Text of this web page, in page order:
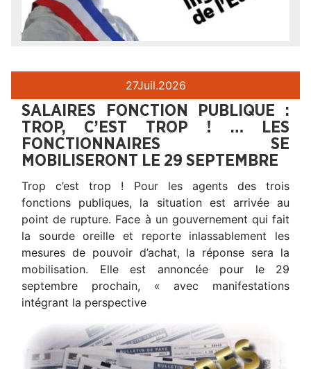
27Juil.2026
SALAIRES FONCTION PUBLIQUE :
TROP, C’EST TROP ! … LES
FONCTIONNAIRES SE
MOBILISERONT LE 29 SEPTEMBRE
Trop c’est trop ! Pour les agents des trois
fonctions publiques, la situation est arrivée au
point de rupture. Face à un gouvernement qui fait
la sourde oreille et reporte inlassablement les
mesures de pouvoir d’achat, la réponse sera la
mobilisation. Elle est annoncée pour le 29
septembre prochain, « avec manifestations
intégrant la perspective